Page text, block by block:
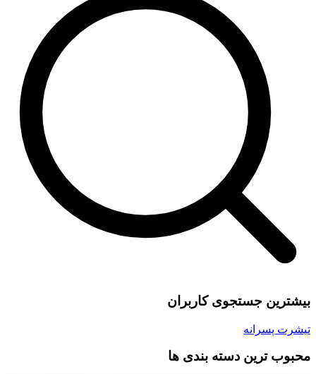
بیشترین جستجوی کاربران
تیشرت پسرانه
محبوب ترین دسته بندی ها